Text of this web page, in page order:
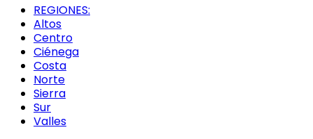
REGIONES:
Altos
Centro
Ciénega
Costa
Norte
Sierra
Sur
Valles